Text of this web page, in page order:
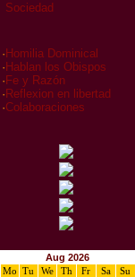
Sociedad
· Homilia Dominical
· Hablan los Obispos
· Fe y Razón
· Reflexion en libertad
·Colaboraciones
Aug 2026
Mo
Tu We Th Fr Sa
Su